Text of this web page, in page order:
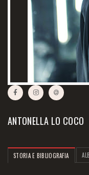
ANTONELLA LO COCO
STORIA E BIBLIOGRAFIA